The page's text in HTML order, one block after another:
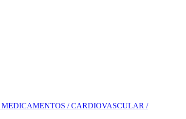
MEDICAMENTOS / CARDIOVASCULAR /